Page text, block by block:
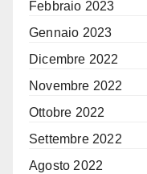
Febbraio 2023
Gennaio 2023
Dicembre 2022
Novembre 2022
Ottobre 2022
Settembre 2022
Agosto 2022